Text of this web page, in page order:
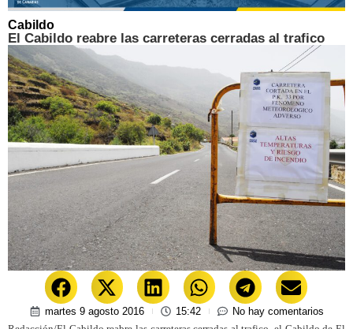
Cabildo
El Cabildo reabre las carreteras cerradas al trafico
martes 9 agosto 2016 15:42
No hay comentarios